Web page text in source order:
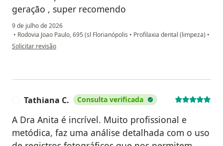
geração , super recomendo
9 de julho de 2026
• Rodovia Joao Paulo, 695 (sl Florianópolis • Profilaxia dental (limpeza) •
na opinião do utilizador MLR
Solicitar revisão
Tathiana C. Consulta verificada
A Dra Anita é incrível. Muito profissional e
metódica, faz uma análise detalhada com o uso